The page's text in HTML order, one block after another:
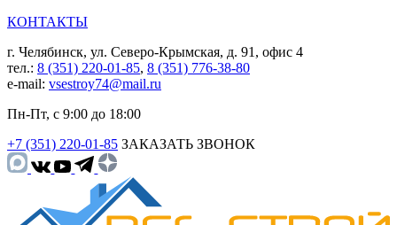
КОНТАКТЫ
г. Челябинск, ул. Северо-Крымская, д. 91, офис 4
тел.: 8 (351) 220-01-85, 8 (351) 776-38-80
e-mail: vsestroy74@mail.ru
Пн-Пт, с 9:00 до 18:00
+7 (351) 220-01-85 ЗАКАЗАТЬ ЗВОНОК